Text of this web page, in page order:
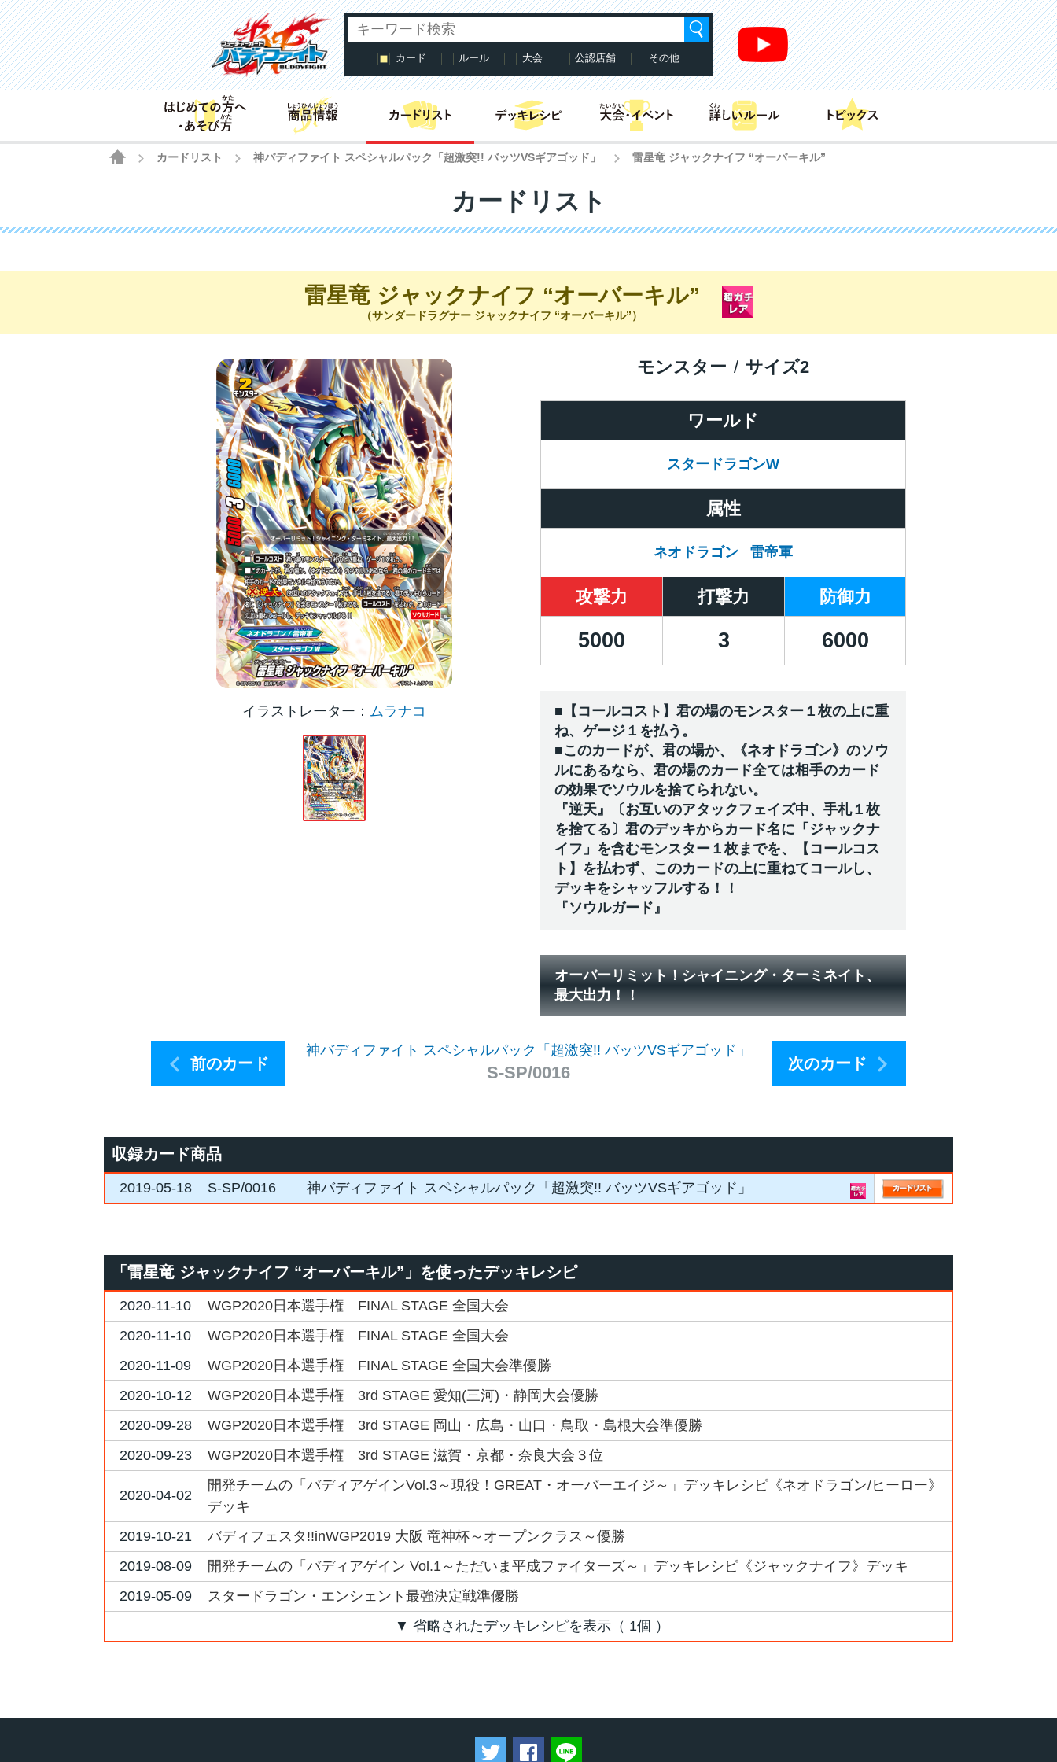
カード ルール 大会 公認店舗 その他
はじめての方へ・あそび方商品情報 カードリスト
HOME
カードリスト 神バディファイト スペシャルパック「超激突!! バッツVSギアゴッド」 雷星竜 ジャックナイフ “オーバーキル”
カードリスト
雷星竜 ジャックナイフ “オーバーキル”
（サンダードラグナー ジャックナイフ “オーバーキル”）
イラストレーター ムラナコ
ワールド
スタードラゴンW
モンスター サイズ2
属性
ネオドラゴン 雷帝軍
攻撃力 打撃力 防御力
5000 3 6000
■【コールコスト】君の場のモンスター１枚の上に重
ね、ゲージ１を払う。
■このカードが、君の場か、《ネオドラゴン》のソウ
ルにあるなら、君の場のカード全ては相手のカード
の効果でソウルを捨てられない。
『逆天』〔お互いのアタックフェイズ中、手札１枚
を捨てる〕君のデッキからカード名に「ジャックナ
イフ」を含むモンスター１枚までを、【コールコス
ト】を払わず、このカードの上に重ねてコールし、
デッキをシャッフルする！！
『ソウルガード』
オーバーリミット！シャイニング・ターミネイト、
最大出力！！
前のカード
神バディファイト スペシャルパック「超激突!! バッツVSギアゴッド」
S-SP/0016 次のカード
収録カード商品
2019-05-18 S-SP/0016 神バディファイト スペシャルパック「超激突!! バッツVSギアゴッド」
「雷星竜 ジャックナイフ “オーバーキル”」を使ったデッキレシピ
2020-11-10
WGP2020日本選手権 FINAL STAGE 全国大会
2020-11-10
WGP2020日本選手権 FINAL STAGE 全国大会
2020-11-09
WGP2020日本選手権 FINAL STAGE 全国大会準優勝
2020-10-12
WGP2020日本選手権 3rd STAGE 愛知(三河)・静岡大会優勝
2020-09-28
WGP2020日本選手権 3rd STAGE 岡山・広島・山口・鳥取・島根大会準優勝
2020-09-23
WGP2020日本選手権 3rd STAGE 滋賀・京都・奈良大会３位
2020-04-02
開発チームの「バディアゲインVol.3～現役！GREAT・オーバーエイジ～」デッキレシピ《ネオドラゴン/ヒーロー》
デッキ
2019-10-21
バディフェスタ!!inWGP2019 大阪 竜神杯～オープンクラス～優勝
2019-08-09
開発チームの「バディアゲイン Vol.1～ただいま平成ファイターズ～」デッキレシピ《ジャックナイフ》デッキ
2019-05-09
スタードラゴン・エンシェント最強決定戦準優勝
▼ 省略されたデッキレシピを表示（ 1個 ）
ツイートするFacebookでシェアする